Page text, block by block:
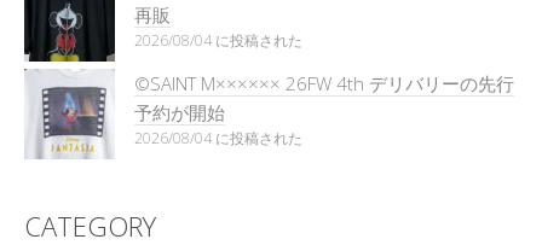
再販
2026/08/04 に投稿された
©SAINT M×××××× 26FW 4th デリバリーの先行
予約が開始
2026/08/04 に投稿された
CATEGORY